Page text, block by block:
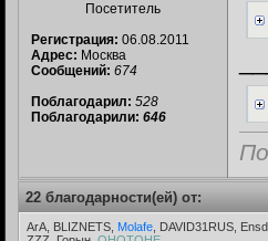
Посетитель
Регистрация: 06.08.2011
Адрес: Москва
Сообщений: 674
Поблагодарил: 528
Поблагодарили: 646
22 благодарности(ей) от:
ArA, BLIZNETS, Molafe , DAVID31RUS,